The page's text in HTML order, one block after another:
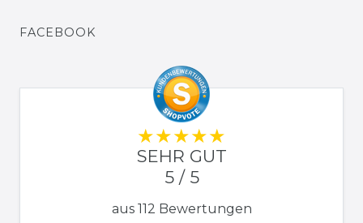
FACEBOOK
SEHR GUT
5 / 5
aus 112 Bewertungen